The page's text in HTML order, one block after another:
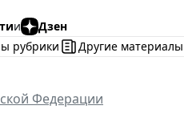
и
Дзен
рубрики
Другие
Федерации